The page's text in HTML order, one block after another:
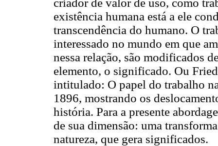
existência humana está a ele
transcendência do humano. O
interessado no mundo em que
nessa relação, são modificados
elemento, o significado. Ou
intitulado: O papel do trabalho
1896, mostrando os
história. Para a presente
de sua dimensão: uma
natureza, que gera significados.